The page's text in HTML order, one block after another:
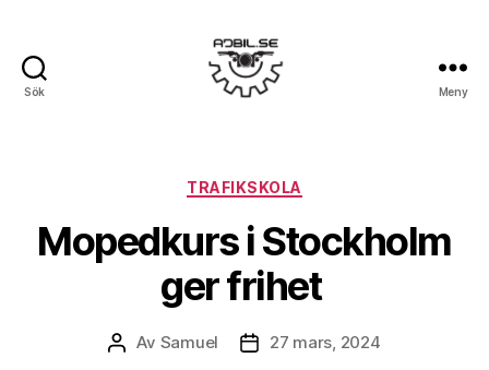
Sök Meny
Kategorier
TRAFIKSKOLA
Mopedkurs i Stockholm
ger frihet
Inläggsförfattare
Av Samuel Inläggsdatum
27 mars, 2024